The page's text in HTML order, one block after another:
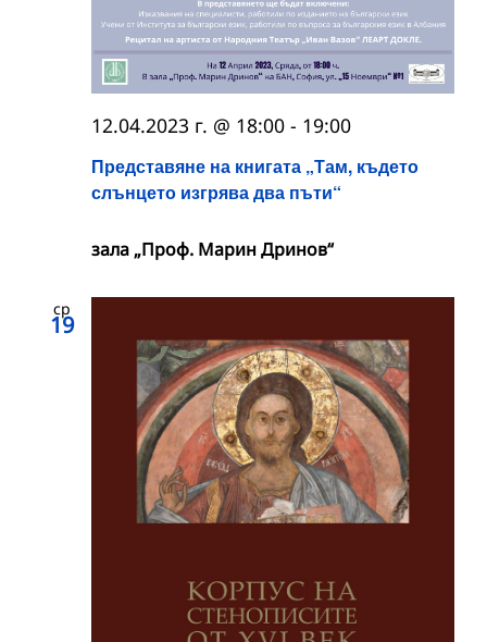
Представяне на книгата „Там, където
слънцето изгрява два пъти“
12.04.2023 г. @ 18:00 - 19:00
зала „Проф. Марин Дринов“
ср
19